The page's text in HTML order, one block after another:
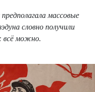
массовые
словно получили
всё можно.